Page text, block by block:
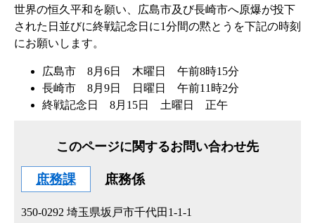
世界の恒久平和を願い、広島市及び長崎市へ原爆が投下
された日並びに終戦記念日に1分間の黙とうを下記の時刻
にお願いします。
広島市 8月6日 木曜日 午前8時15分
長崎市 8月9日 日曜日 午前11時2分
終戦記念日 8月15日 土曜日 正午
このページに関するお問い合わせ先
庶務課 庶務係
350-0292 埼玉県坂戸市千代田1-1-1